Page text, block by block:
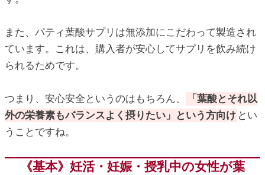
また、パティ葉酸サプリは無添加にこだわって製造され
ています。これは、購入者が安心してサプリを飲み続け
られるためです。
つまり、安心安全というのはもちろん、
「葉酸とそれ以
外の栄養素もバランスよく摂りたい」という方向け とい
うことですね。
《基本》妊活・妊娠・授乳中の女性が葉